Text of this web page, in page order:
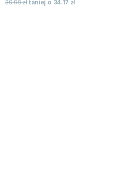
39.99złtaniej o 34.17 zł